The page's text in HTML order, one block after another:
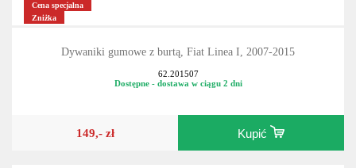
Cena specjalna
Zniżka
Dywaniki gumowe z burtą, Fiat Linea I, 2007-2015
62.201507
Dostępne - dostawa w ciągu 2 dni
149,- zł Kupić